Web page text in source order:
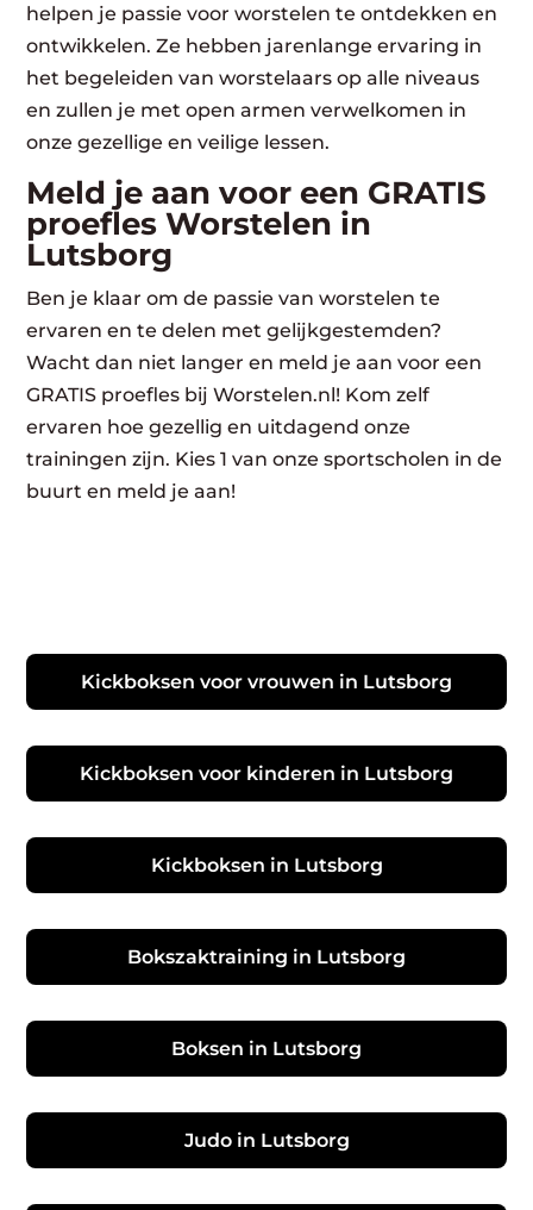
helpen je passie voor worstelen te ontdekken en
ontwikkelen. Ze hebben jarenlange ervaring in
het begeleiden van worstelaars op alle niveaus
en zullen je met open armen verwelkomen in
onze gezellige en veilige lessen.
Meld je aan voor een GRATIS
proefles Worstelen in
Lutsborg
Ben je klaar om de passie van worstelen te
ervaren en te delen met gelijkgestemden?
Wacht dan niet langer en meld je aan voor een
GRATIS proefles bij Worstelen.nl! Kom zelf
ervaren hoe gezellig en uitdagend onze
trainingen zijn. Kies 1 van onze sportscholen in de
buurt en meld je aan!
Kickboksen voor vrouwen in Lutsborg
Kickboksen voor kinderen in Lutsborg
Kickboksen in Lutsborg
Bokszaktraining in Lutsborg
Boksen in Lutsborg
Judo in Lutsborg